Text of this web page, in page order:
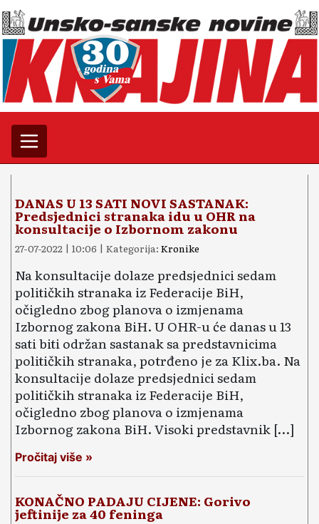
DANAS U 13 SATI NOVI SASTANAK:
Predsjednici stranaka idu u OHR na
konsultacije o Izbornom zakonu
27-07-2022 | 10:06 | Kategorija: Kronike
Na konsultacije dolaze predsjednici sedam
političkih stranaka iz Federacije BiH,
očigledno zbog planova o izmjenama
Izbornog zakona BiH. U OHR-u će danas u 13
sati biti održan sastanak sa predstavnicima
političkih stranaka, potrđeno je za Klix.ba. Na
konsultacije dolaze predsjednici sedam
političkih stranaka iz Federacije BiH,
očigledno zbog planova o izmjenama
Izbornog zakona BiH. Visoki predstavnik […]
Pročitaj više »
KONAČNO PADAJU CIJENE: Gorivo
jeftinije za 40 feninga